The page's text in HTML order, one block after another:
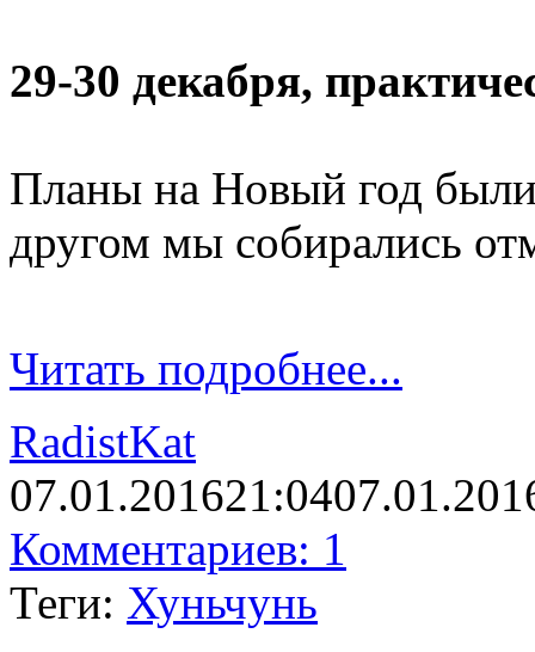
29-30 декабря,
Планы на Новый год
другом мы собирались
Читать подробнее...
RadistKat
07.01.201621:04
Комментариев: 1
Теги: Хуньчунь